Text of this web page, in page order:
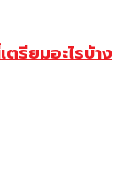
ตรียมอะไรบ้าง